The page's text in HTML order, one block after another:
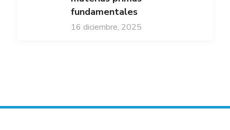
fundamentales
16 diciembre, 2025